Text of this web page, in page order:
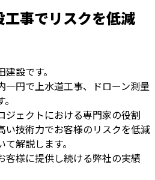
事でリスクを低減
設です。
一円で上水道工事、ドローン測量
ジェクトにおける専門家の役割
い技術力でお客様のリスクを低減
解説します。
客様に提供し続ける弊社の実績